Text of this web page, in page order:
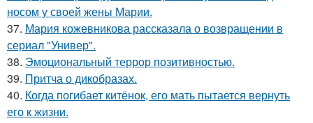
носом у своей жены Марии.
37. Мария кожевникова рассказала о возвращении в
сериал "Универ".
38. Эмоциональный террор позитивностью.
39. Притча о дикобразах.
40. Когда погибает китёнок, его мать пытается вернуть
его к жизни.